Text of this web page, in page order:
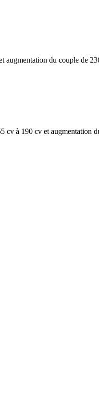
augmentation du couple de
à 190 cv et augmentation